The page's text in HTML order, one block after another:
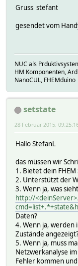
Gruss stefant
gesendet vom
NUC als
HM Komponenten,
NanoCUL, FHEMduino
setstate
28 Februar 2015,
Hallo StefanL
das müssen wir
1. Bietet dein
2. Unterstützt der
3. Wenn ja, was
http://
Daten?
4. Wenn ja, werden
Zustände
5. Wenn ja, muss
Netzwerkanalyse
Fehler kommen